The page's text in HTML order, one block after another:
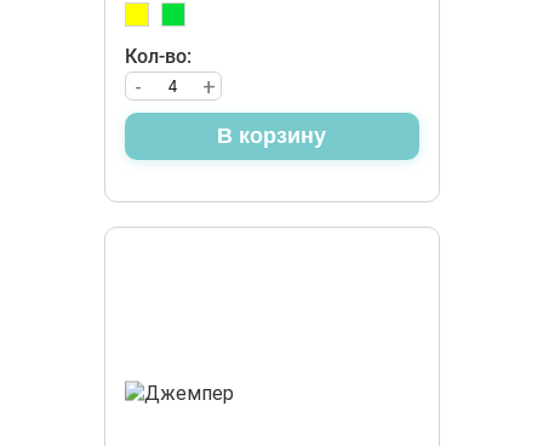
Кол-во:
+
-
В корзину